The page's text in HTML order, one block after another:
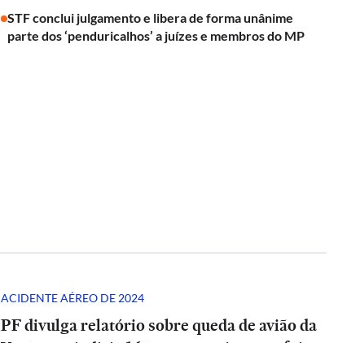
STF conclui julgamento e libera de forma unânime
parte dos ‘penduricalhos’ a juízes e membros do MP
ACIDENTE AÉREO DE 2024
PF divulga relatório sobre queda de avião da